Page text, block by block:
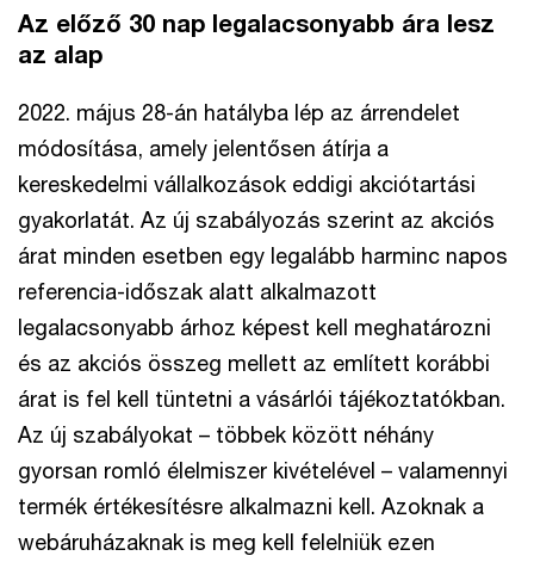
Az előző 30 nap legalacsonyabb ára lesz
az alap
2022. május 28-án hatályba lép az árrendelet
módosítása, amely jelentősen átírja a
kereskedelmi vállalkozások eddigi akciótartási
gyakorlatát. Az új szabályozás szerint az akciós
árat minden esetben egy legalább harminc napos
referencia-időszak alatt alkalmazott
legalacsonyabb árhoz képest kell meghatározni
és az akciós összeg mellett az említett korábbi
árat is fel kell tüntetni a vásárlói tájékoztatókban.
Az új szabályokat – többek között néhány
gyorsan romló élelmiszer kivételével – valamennyi
termék értékesítésre alkalmazni kell. Azoknak a
webáruházaknak is meg kell felelniük ezen